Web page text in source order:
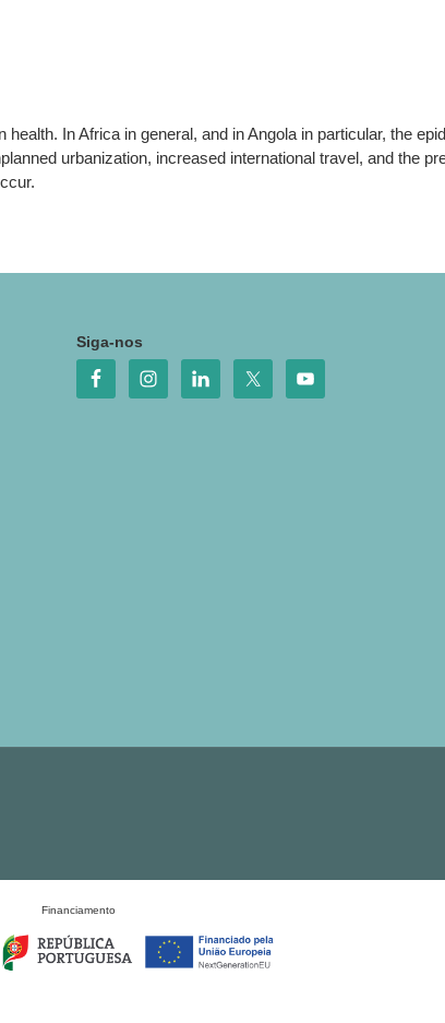
In Africa in general, and in Angola in particular, the
urbanization, increased international travel, and the
Siga-nos
Financiamento